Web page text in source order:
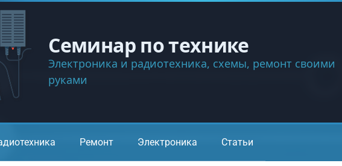
Семинар по технике
Электроника и радиотехника, схемы, ремонт своими
руками
Ремонт Электроника Статьи